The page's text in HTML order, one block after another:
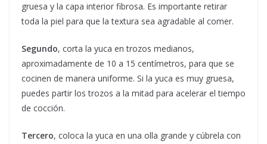
gruesa y la capa interior fibrosa. Es importante retirar
toda la piel para que la textura sea agradable al comer.
Segundo, corta la yuca en trozos medianos,
aproximadamente de 10 a 15 centímetros, para que se
cocinen de manera uniforme. Si la yuca es muy gruesa,
puedes partir los trozos a la mitad para acelerar el tiempo
de cocción.
Tercero, coloca la yuca en una olla grande y cúbrela con